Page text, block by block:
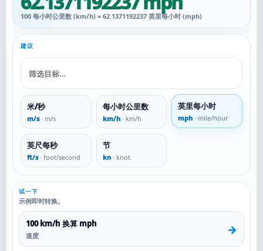
100 每小时公里数 (km/h) = 62.1371192237 英里每小时 (mph)
建议
米/秒
m/s· m/s
每小时公里数
km/h· km/h
英里每小时
mph · mile/hour
英尺每秒
ft/s· foot/second
节
kn· knot
试一下
示例即时转换。
100 km/h 换算 mph
速度 →